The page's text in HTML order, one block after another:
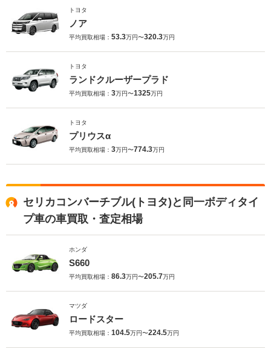
トヨタ
ノア
平均買取相場： 53.3万円〜320.3万円
トヨタ
ランドクルーザープラド
平均買取相場： 3万円〜1325万円
トヨタ
プリウスα
平均買取相場： 3万円〜774.3万円
セリカコンバーチブル(トヨタ)と同一ボディタイ
プ車の車買取・査定相場
ホンダ
S660
平均買取相場： 86.3万円〜205.7万円
マツダ
ロードスター
平均買取相場： 104.5万円〜224.5万円